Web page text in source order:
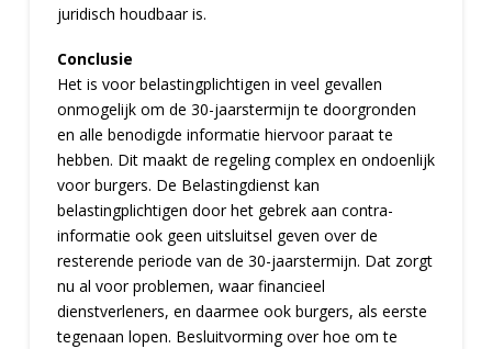
juridisch houdbaar is.
Conclusie
Het is voor belastingplichtigen in veel gevallen
onmogelijk om de 30-jaarstermijn te doorgronden
en alle benodigde informatie hiervoor paraat te
hebben. Dit maakt de regeling complex en ondoenlijk
voor burgers. De Belastingdienst kan
belastingplichtigen door het gebrek aan contra-
informatie ook geen uitsluitsel geven over de
resterende periode van de 30-jaarstermijn. Dat zorgt
nu al voor problemen, waar financieel
dienstverleners, en daarmee ook burgers, als eerste
tegenaan lopen. Besluitvorming over hoe om te